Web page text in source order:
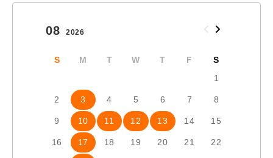
08 2026
S M T W T F
S
1
2 3 4 5 6 7 8
9 10 11 12 13 14 15
16 17 18 19 20 21 22